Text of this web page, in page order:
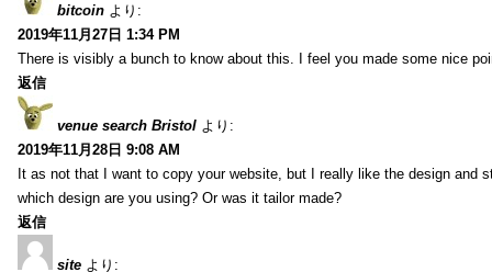
bitcoin より:
2019年11月27日 1:34 PM
There is visibly a bunch to know about this. I feel you made some nice
返信
venue search Bristol より:
2019年11月28日 9:08 AM
It as not that I want to copy your website, but I really like the design and
which design are you using? Or was it tailor made?
返信
site より: